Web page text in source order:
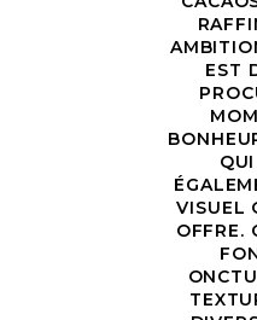
EST
QUI
VISUEL
OFFRE.